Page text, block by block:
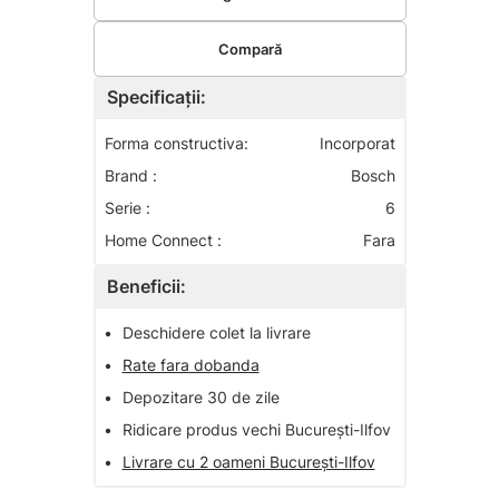
Specificații:
Forma constructiva:
Incorporat
Brand :
Bosch
Serie :
6
Home Connect :
Fara
Beneficii:
•
Deschidere colet la livrare
•
Rate fara dobanda
•
Depozitare 30 de zile
•
Ridicare produs vechi București-Ilfov
•
Livrare cu 2 oameni București-Ilfov
Compară